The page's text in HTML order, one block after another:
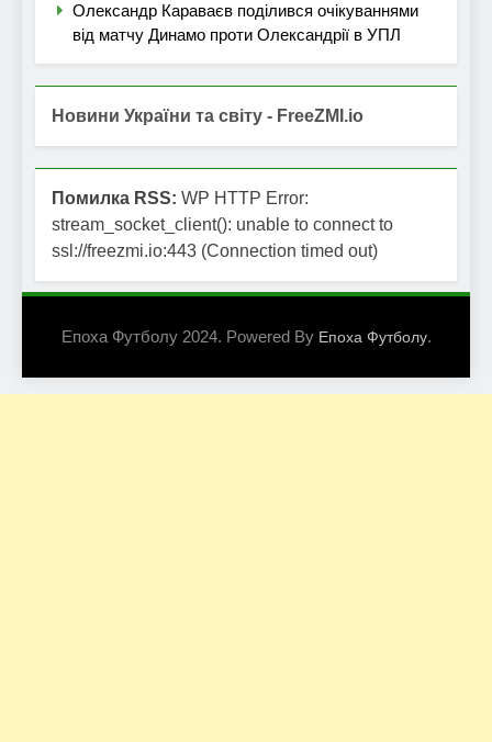
Олександр Караваєв поділився очікуваннями
від матчу Динамо проти Олександрії в УПЛ
Новини України та світу - FreeZMI.io
Помилка RSS: WP HTTP Error:
stream_socket_client(): unable to connect to
ssl://freezmi.io:443 (Connection timed out)
Епоха Футболу 2024. Powered By Епоха Футболу.